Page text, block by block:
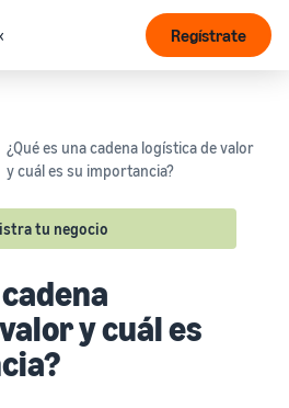
Regístrate
¿Qué es una cadena logística de valor
y cuál es su importancia?
tu negocio
y cuál es